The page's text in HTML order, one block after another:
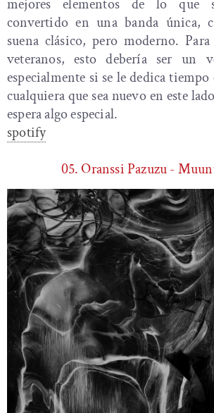
mejores elementos de lo que
convertido en una banda única,
suena clásico, pero moderno.
veteranos, esto debería ser un
especialmente si se le dedica
cualquiera que sea nuevo en este
espera algo especial.
spotify
05. Oranssi Pazuzu -